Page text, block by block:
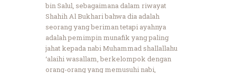
bin Salul, sebagaimana dalam riwayat
Shahih Al Bukhari bahwa dia adalah
seorang yang beriman tetapi ayahnya
adalah pemimpin munafik yang paling
jahat kepada nabi Muhammad shallallahu
‘alaihi wasallam, berkelompok dengan
orang-orang yang memusuhi nabi,